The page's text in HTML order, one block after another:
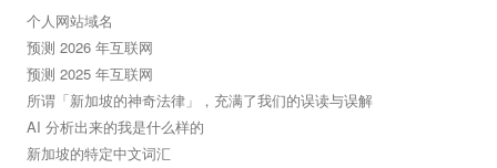
个人网站域名
预测 2026 年互联网
预测 2025 年互联网
所谓「新加坡的神奇法律」，充满了我们的误读与误解
AI 分析出来的我是什么样的
新加坡的特定中文词汇